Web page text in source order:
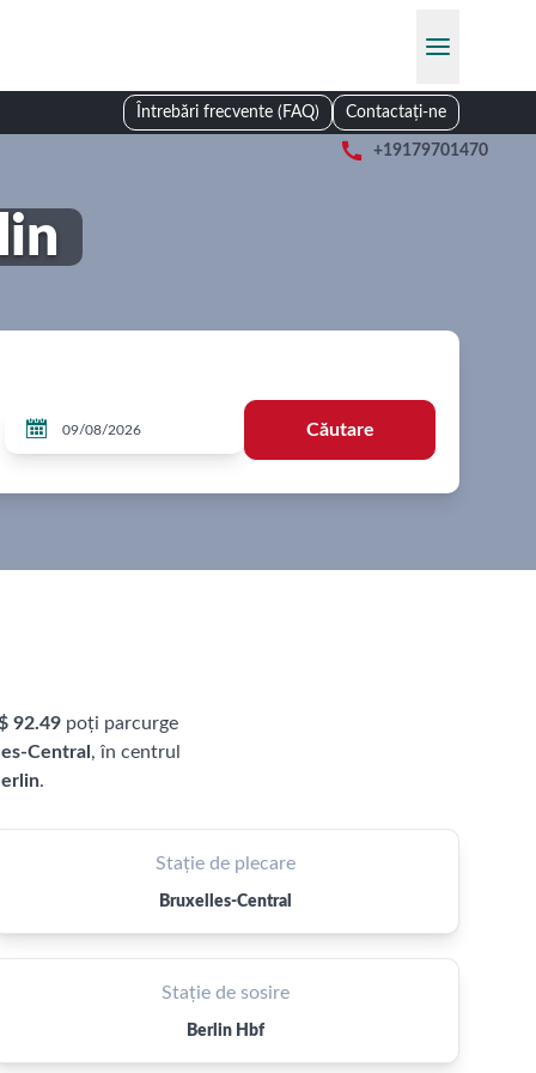
Întrebări frecvente (FAQ) Contactați-ne
 +19179701470
 Căutare
92.49 poți parcurge
Central , în centrul
.
Stație de plecare
Bruxelles-Central
Stație de sosire
Berlin Hbf